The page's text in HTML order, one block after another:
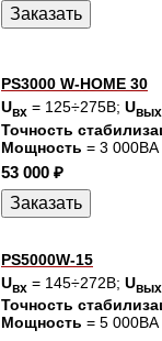
PS3000 W-HOME 30
Uвх = 125÷275В; Uвых
Точность
Мощность = 3 000ВА
53 000 ₽
PS5000W-15
Uвх = 145÷272В; Uвых
Точность
Мощность = 5 000ВА